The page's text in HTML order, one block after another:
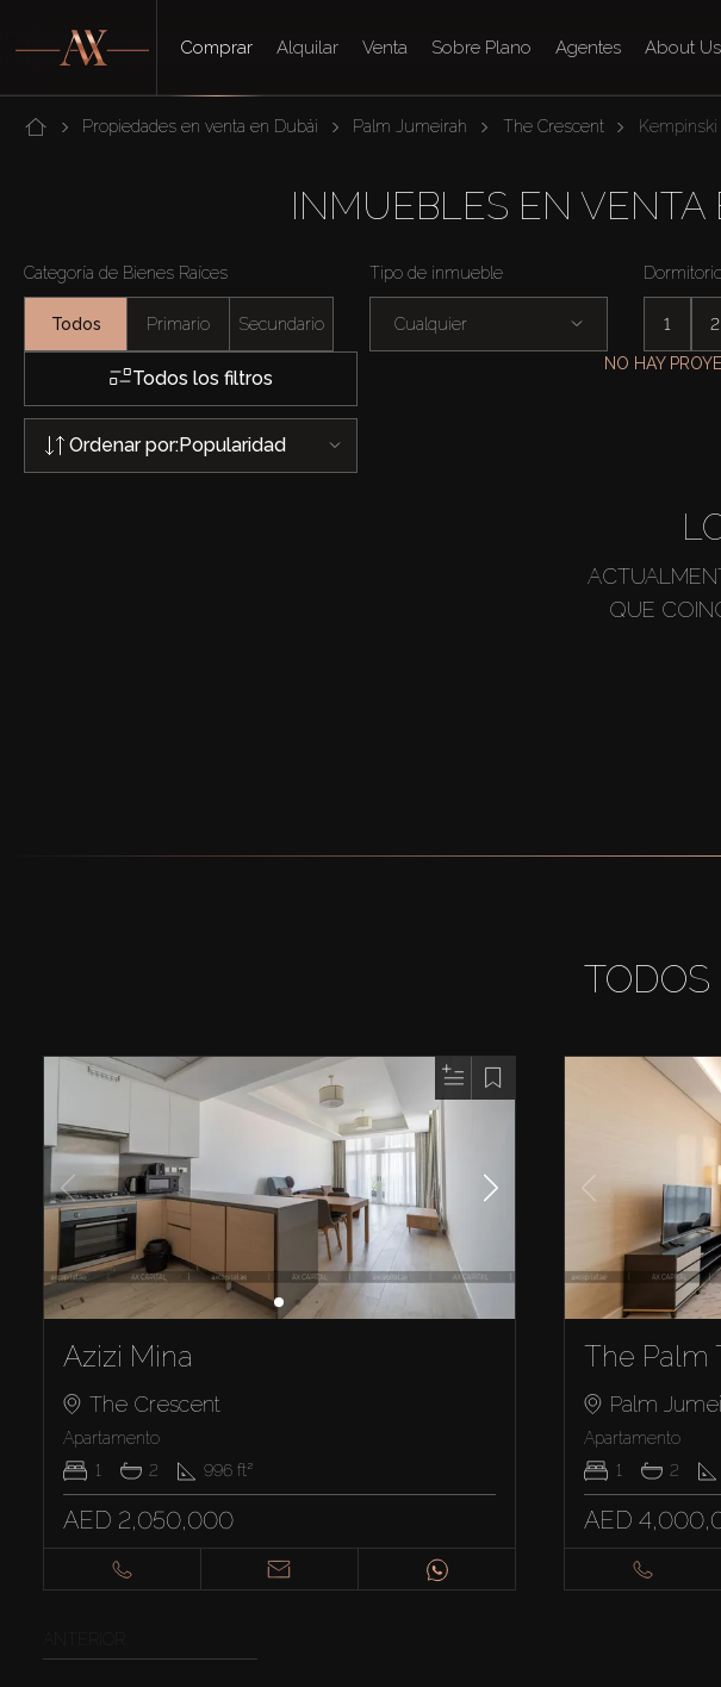
Comprar Alquilar Venta Sobre Plano Agentes About Us
Propiedades en venta en Dubái Palm Jumeirah The Crescent
INMUEBLES EN VENTA
Categoría de Bienes Raíces
Todos Primario Secundario
Tipo de inmueble
Cualquier 1 2
Todos los filtros
NO HAY
Ordenar por:Popularidad
QUE
Azizi Mina
The Crescent
Apartamento
1
2 996 ft²
AED 2,050,000
The Palm
Palm
Apartamento
1
2
AED